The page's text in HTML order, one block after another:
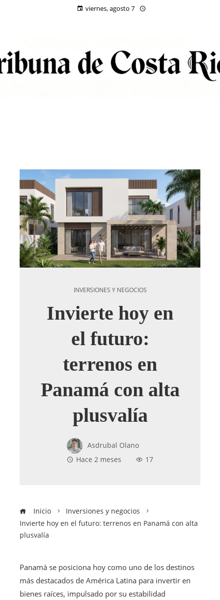
viernes, agosto 7
INVERSIONES Y NEGOCIOS
Invierte hoy en
el futuro:
terrenos en
Panamá con alta
plusvalía
Asdrubal Olano
Hace 2 meses
17
Inicio
Inversiones y negocios
Invierte hoy en el futuro: terrenos en Panamá con alta
plusvalía
Panamá se posiciona hoy como uno de los destinos
más destacados de América Latina para invertir en
bienes raíces, impulsado por su estabilidad